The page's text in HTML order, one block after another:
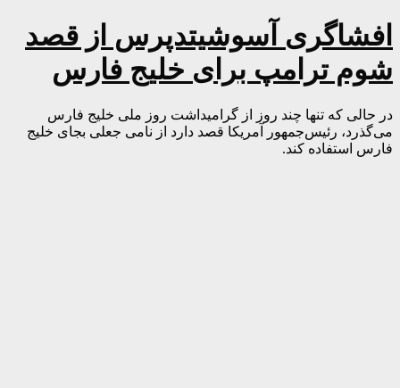
افشاگری آسوشیتدپرس از قصد
شوم ترامپ برای خلیج فارس
در حالی که تنها چند روز از گرامیداشت روز ملی خلیج فارس
می‌گذرد، رئیس‌جمهور آمریکا قصد دارد از نامی جعلی بجای خلیج
فارس استفاده کند.